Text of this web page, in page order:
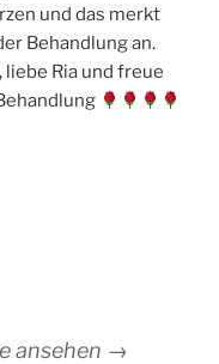
und das merkt
Behandlung an.
Ria und freue
ansehen →